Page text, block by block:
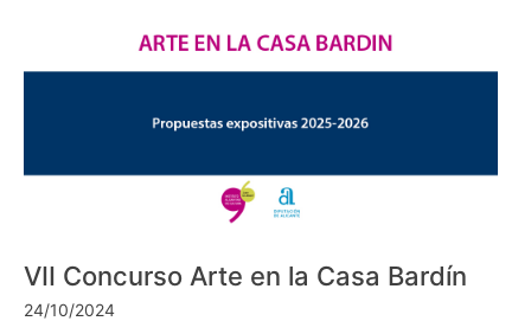
VII Concurso Arte en la Casa Bardín
24/10/2024